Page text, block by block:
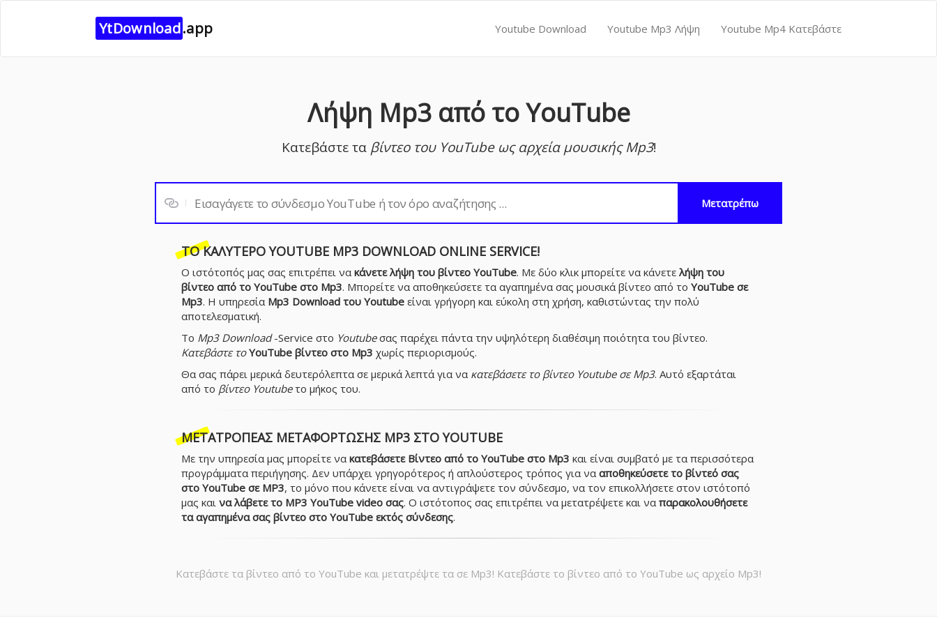
YtDownload.app Youtube Download Youtube Mp3 Λήψη Youtube Mp4 Κατεβάστε
Λήψη Mp3 από το YouTube
Κατεβάστε τα βίντεο του YouTube ως αρχεία μουσικής Mp3!
Μετατρέπω
ΤΟ ΚΑΛΎΤΕΡΟYOUTUBE MP3 DOWNLOADONLINE SERVICE!
Ο ιστότοπός μας σας επιτρέπει να κάνετε λήψη του βίντεο YouTube. Με δύο κλικ μπορείτε να κάνετε λήψη του
βίντεο από το YouTube στο Mp3. Μπορείτε να αποθηκεύσετε τα αγαπημένα σας μουσικά βίντεο από το YouTube σε
Mp3. Η υπηρεσία Mp3 Download του Youtubeείναι γρήγορη και εύκολη στη χρήση, καθιστώντας την πολύ
αποτελεσματική.
Το Mp3 Download-Service στο Youtubeσας παρέχει πάντα την υψηλότερη διαθέσιμη ποιότητα του βίντεο.
Κατεβάστε το YouTube βίντεο στο Mp3 χωρίς περιορισμούς.
Θα σας πάρει μερικά δευτερόλεπτα σε μερικά λεπτά για να κατεβάσετε το βίντεο Youtube σε Mp3. Αυτό εξαρτάται
από το βίντεο Youtubeτο μήκος του.
ΜΕΤΑΤΡΟΠΈΑΣ ΜΕΤΑΦΌΡΤΩΣΗΣ MP3 ΣΤΟ YOUTUBE
Με την υπηρεσία μας μπορείτε να κατεβάσετε Βίντεο από το YouTube στο Mp3 και είναι συμβατό με τα περισσότερα
προγράμματα περιήγησης. Δεν υπάρχει γρηγορότερος ή απλούστερος τρόπος για να αποθηκεύσετε το βίντεό σας
στο YouTube σε MP3, το μόνο που κάνετε είναι να αντιγράψετε τον σύνδεσμο, να τον επικολλήσετε στον ιστότοπό
μας και να λάβετε το MP3 YouTube video σας. Ο ιστότοπος σας επιτρέπει να μετατρέψετε και να παρακολουθήσετε
τα αγαπημένα σας βίντεο στο YouTube εκτός σύνδεσης.
Κατεβάστε τα βίντεο από το YouTube και μετατρέψτε τα σε Mp3! Κατεβάστε το βίντεο από το YouTube ως αρχείο Mp3!